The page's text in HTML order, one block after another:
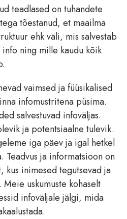
teadlased on tuhandete
tõestanud, et maailma
ehk väli, mis salvestab
ning mille kaudu kõik
vaimsed ja füüsikalised
infomustritena püsima.
salvestuvad infoväljas.
ja potentsiaalne tulevik.
iga päev ja igal hetkel
Teadvus ja informatsioon on
kus inimesed tegutsevad ja
uskumuste kohaselt
infoväljale jälgi, mida